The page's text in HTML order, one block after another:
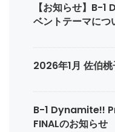
【お知らせ】B-
ベントテーマにつ
2026年1月 佐伯
B-1 Dynamite!!
FINALのお知らせ